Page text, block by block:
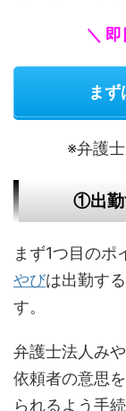
＼
ま
※弁護
①出勤
まず1つ目のポ
やびは出勤す
す。
弁護士法人み
依頼者の意思
られるよう手